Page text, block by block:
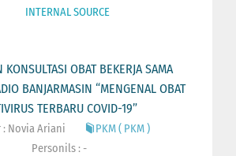
INTERNAL SOURCE
KONSULTASI OBAT BEKERJA SAMA
BANJARMASIN “MENGENAL OBAT
TERBARU COVID-19”
: Novia Ariani
PKM ( PKM )
Personils : -